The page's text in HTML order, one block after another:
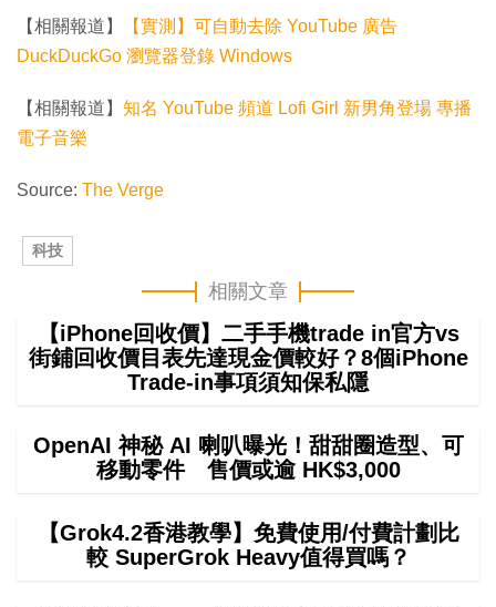
【相關報道】
【實測】可自動去除 YouTube 廣告
DuckDuckGo 瀏覽器登錄 Windows
【相關報道】 知名 YouTube 頻道 Lofi Girl 新男角登場 專播
電子音樂
Source: The Verge
科技
相關文章
【iPhone回收價】二手手機trade in官方vs
街鋪回收價目表先達現金價較好？8個iPhone
Trade-in事項須知保私隱
OpenAI 神秘 AI 喇叭曝光！甜甜圈造型、可
移動零件 售價或逾 HK$3,000
【Grok4.2香港教學】免費使用/付費計劃比
較 SuperGrok Heavy值得買嗎？